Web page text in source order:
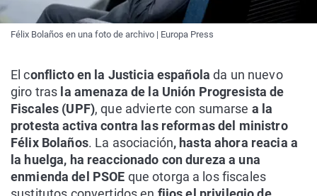
Félix Bolaños en una foto de archivo | Europa Press
El conflicto en la Justicia española da un nuevo
giro tras la amenaza de la Unión Progresista de
Fiscales (UPF), que advierte con sumarse a la
protesta activa contra las reformas del ministro
Félix Bolaños. La asociación, hasta ahora reacia a
la huelga, ha reaccionado con dureza a una
enmienda del PSOE que otorga a los fiscales